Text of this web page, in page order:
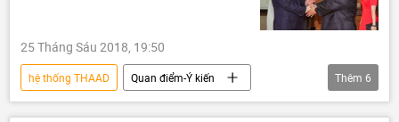
25 Tháng Sáu 2018, 19:50
hệ thống THAAD
Quan điểm-Ý kiến
Trung Quốc
Hàn Quốc
Thêm 6